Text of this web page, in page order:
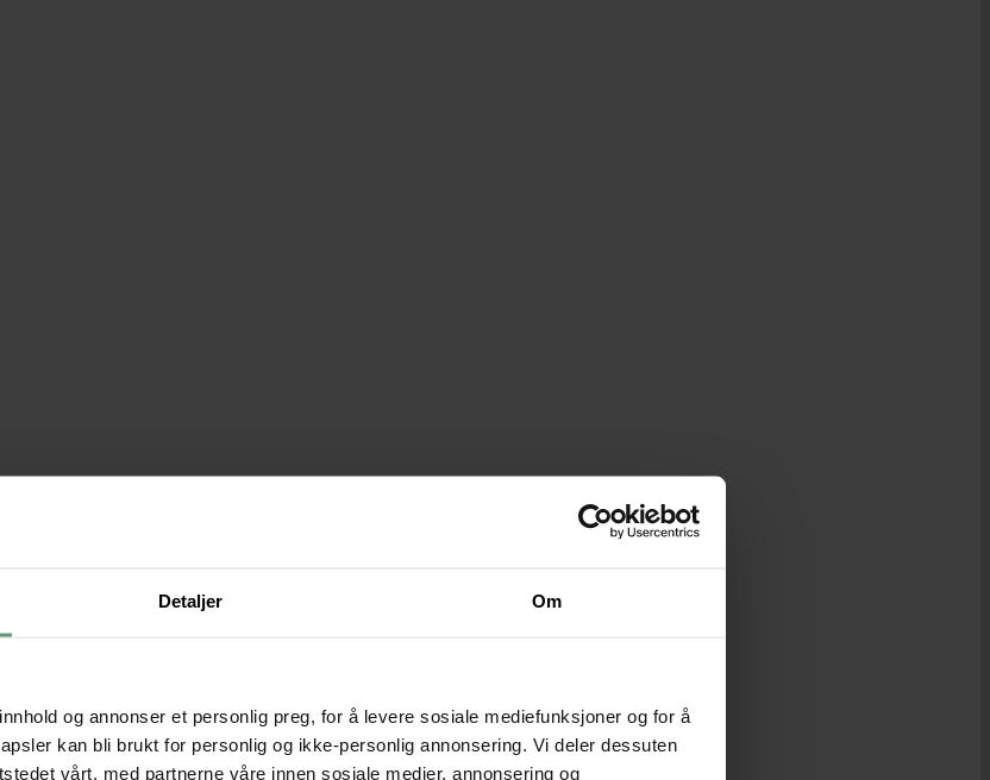
Detaljer Om
og annonser et personlig preg, for å levere sosiale mediefunksjoner og for å
kan bli brukt for personlig og ikke-personlig annonsering. Vi deler dessuten
vårt, med partnerne våre innen sosiale medier, annonsering og